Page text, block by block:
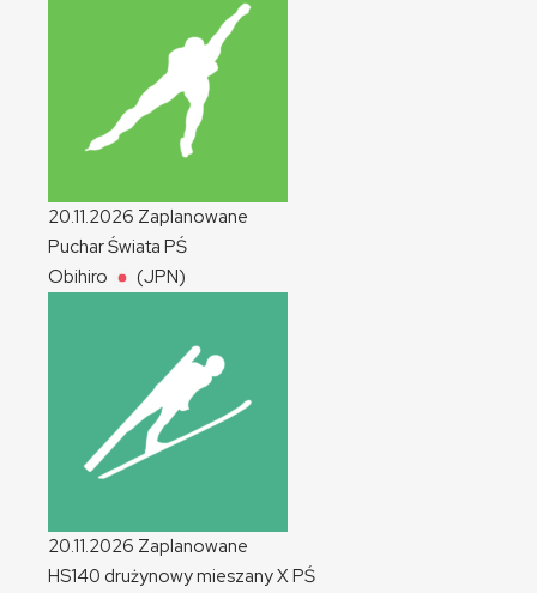
20.11.2026 Zaplanowane
Puchar Świata PŚ
Obihiro
(JPN)
20.11.2026 Zaplanowane
HS140 drużynowy mieszanyXPŚ